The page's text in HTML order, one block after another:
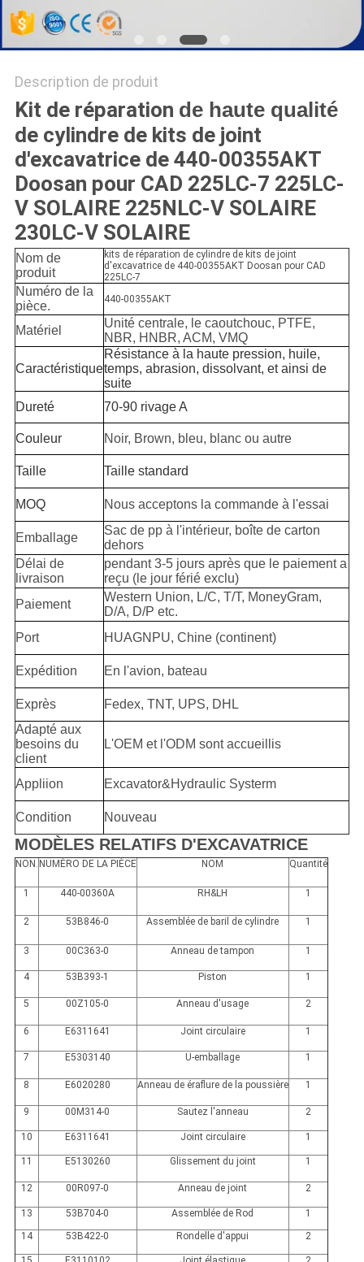
Description de produit
Kit de réparation de haute qualité
de cylindre de kits de joint
d'excavatrice de 440-00355AKT
Doosan pour CAD 225LC-7 225LC-
V SOLAIRE 225NLC-V SOLAIRE
230LC-V SOLAIRE
Nom de
produit
kits de réparation de cylindre de kits de joint
d'excavatrice de 440-00355AKT Doosan pour CAD
225LC-7
Numéro de la
pièce.
440-00355AKT
Matériel
Unité centrale, le caoutchouc, PTFE,
NBR, HNBR, ACM, VMQ
Caractéristique
Résistance à la haute pression, huile,
temps, abrasion, dissolvant, et ainsi de
suite
Dureté
70-90 rivage A
Couleur Noir, Brown, bleu, blanc ou autre
Taille Taille standard
MOQ Nous acceptons la commande à l'essai
Emballage
Sac de pp à l'intérieur, boîte de carton
dehors
Délai de
livraison
pendant 3-5 jours après que le paiement a
reçu (le jour férié exclu)
Paiement
Western Union, L/C, T/T, MoneyGram,
D/A, D/P etc.
Port
HUAGNPU, Chine (continent)
Expédition En l'avion, bateau
Exprès
Fedex, TNT, UPS, DHL
Adapté aux
besoins du
client
L'OEM et l'ODM sont accueillis
Appliion Excavator&Hydraulic Systerm
Condition Nouveau
MODÈLES RELATIFS D'EXCAVATRICE
NON. NUMÉRO DE LA PIÈCE NOM Quantité
1 440-00360A RH&LH 1
2 53B846-0 Assemblée de baril de cylindre 1
3 00C363-0 Anneau de tampon 1
4 53B393-1 Piston 1
5 00Z105-0 Anneau d'usage 2
6 E6311641 Joint circulaire 1
7 E5303140 U-emballage 1
8 E6020280 Anneau de éraflure de la poussière 1
9 00M314-0 Sautez l'anneau 2
10 E6311641 Joint circulaire 1
11 E5130260 Glissement du joint 1
12 00R097-0 Anneau de joint 2
13 53B704-0 Assemblée de Rod
1
14
53B422-0 Rondelle d'appui 2